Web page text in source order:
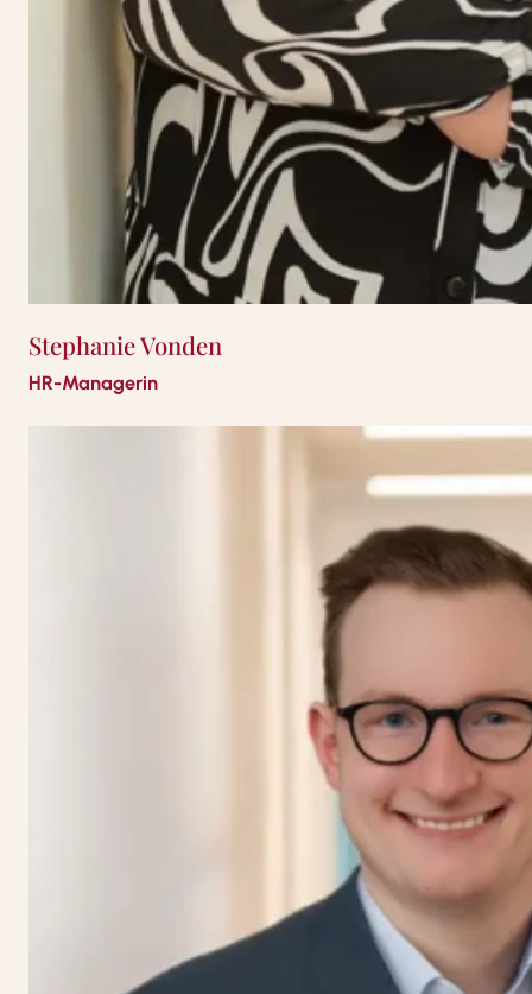
Stephanie Vonden
HR-Managerin